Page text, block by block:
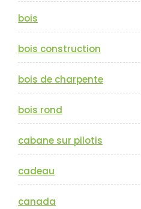
bois
bois construction
bois de charpente
bois rond
cabane sur pilotis
cadeau
canada